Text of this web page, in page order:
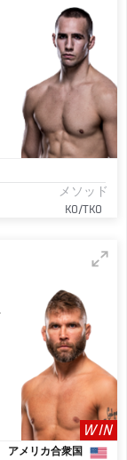
メソッド
KO/TKO
WIN
アメリカ合衆国